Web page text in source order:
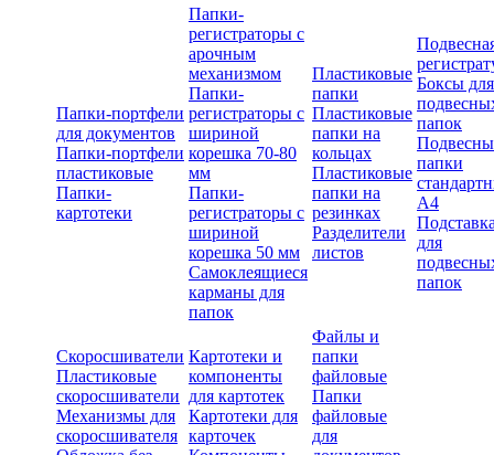
Папки-портфели
для документов
Папки-портфели
пластиковые
Папки-
картотеки
Папки-
регистраторы с
арочным
механизмом
Папки-
регистраторы с
шириной
корешка 70-80
мм
Папки-
регистраторы с
шириной
корешка 50 мм
Самоклеящиеся
карманы для
папок
Пластиковые
папки
Пластиковые
папки на
кольцах
Пластиковые
папки на
резинках
Разделители
листов
Боксы для
папок
папки
А4
для
папок
Скоросшиватели
Пластиковые
скоросшиватели
Механизмы для
скоросшивателя
Картотеки и
компоненты
для картотек
Картотеки для
карточек
Файлы и
папки
файловые
Папки
файловые
для